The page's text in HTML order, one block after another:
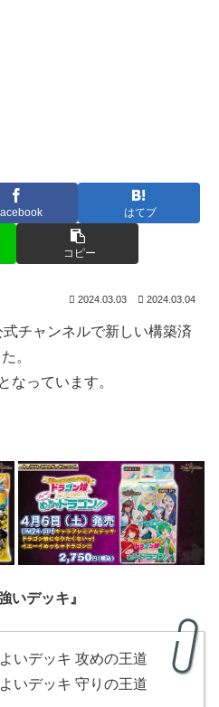
はてブ
コピー
2024.03.03 2024.03.04
チャンネルで新しい構築済
。
なっています。
いデッキ』
いデッキ 攻めの王道
いデッキ 守りの王道